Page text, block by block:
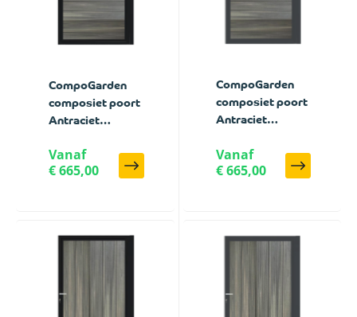
CompoGarden
composiet poort
Antraciet
horizontaal met
zwart stalen
€ 665,00
Vanaf
CompoGarden
composiet poort
Antraciet
horizontaal met
antraciet stalen
€ 665,00
Vanaf